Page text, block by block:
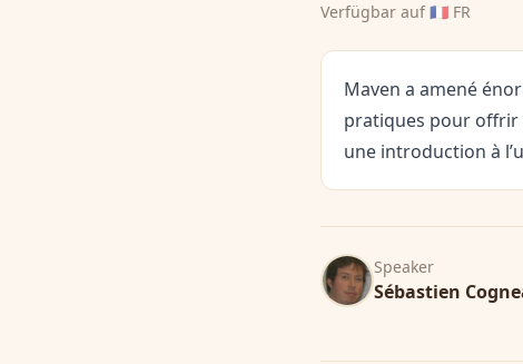
Verfügbar auf🇫🇷 FR
Maven a amené
pratiques pour offrir
une introduction à
Speaker
Sébastien